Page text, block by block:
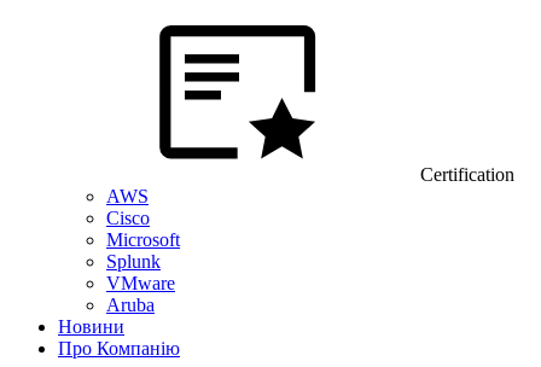
Certification
AWS
Cisco
Microsoft
Splunk
VMware
Aruba
Новини
Про Компанію